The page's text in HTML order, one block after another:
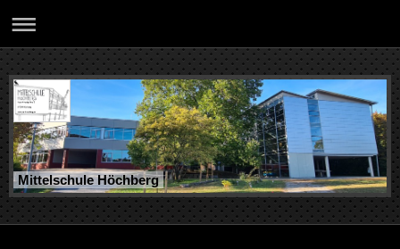
Mittelschule Höchberg